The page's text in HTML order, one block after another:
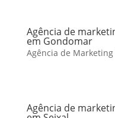
Agência de
em Gondomar
Agência de
Agência de